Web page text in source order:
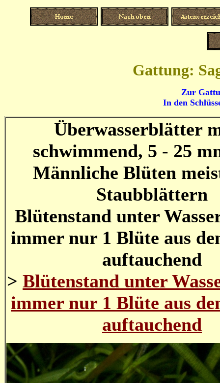
Gattung:
Zur
In den
Überwasserblätter
schwimmend, 5 - 25
Männliche Blüten
Staubblättern
Blütenstand unter
immer nur 1 Blüte aus
auftauchend
> Blütenstand unter
immer nur 1 Blüte aus
auftauchend